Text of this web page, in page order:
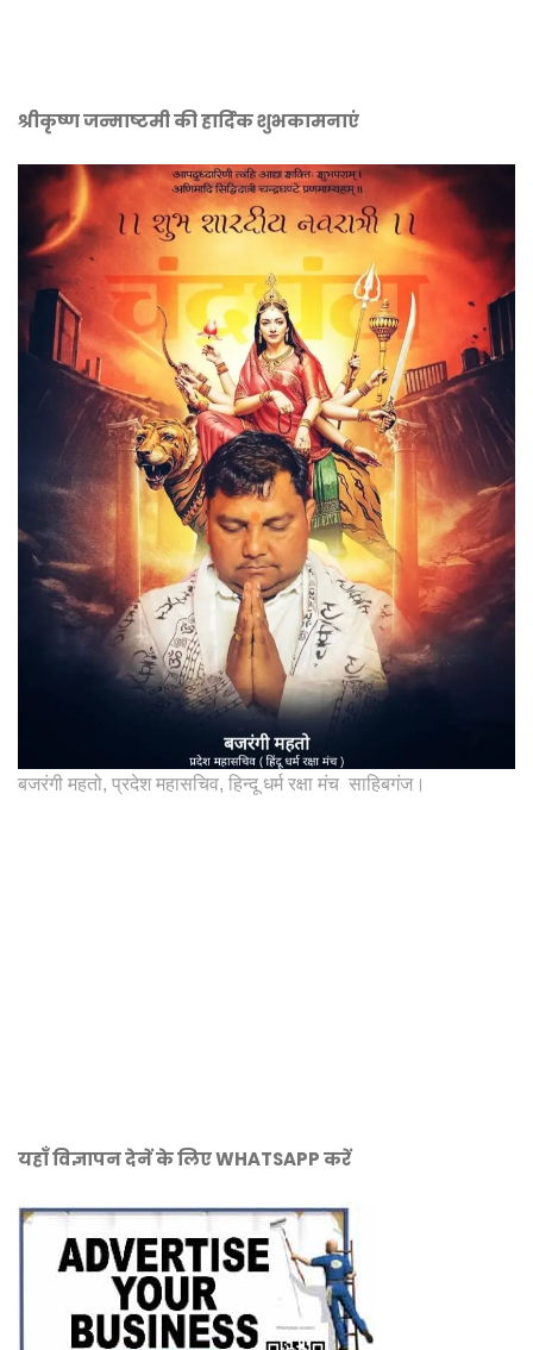
श्रीकृष्ण जन्माष्टमी की हार्दिक शुभकामनाएं
बजरंगी महतो, प्रदेश महासचिव, हिन्दू धर्म रक्षा मंच साहिबगंज।
यहाँ विज्ञापन देनें के लिए WHATSAPP करें